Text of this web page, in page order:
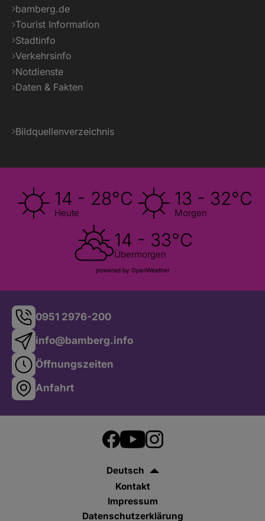
bamberg.de
Tourist Information
Stadtinfo
Verkehrsinfo
Notdienste
Daten & Fakten
Bildquellenverzeichnis
14 - 28°C
Heute
13 - 32°C
Morgen
14 - 33°C
Übermorgen
powered by OpenWeather
0951 2976-200
info@bamberg.info
Öffnungszeiten
Anfahrt
Deutsch
Kontakt
Impressum
Datenschutzerklärung